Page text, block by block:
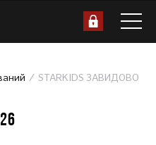
STARKIDS ЗАВИДОВО